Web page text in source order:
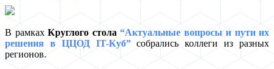
В рамках Круглого стола “Актуальные вопросы и пути их
решения в ЦЦОД IT-Куб”собрались коллеги из разных
регионов.